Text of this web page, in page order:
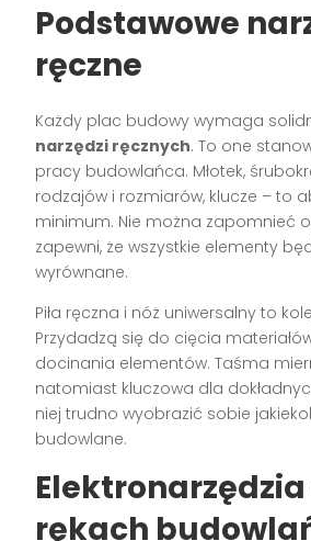
Podstawowe
ręczne
Każdy plac budowy wymaga
narzędzi ręcznych. To one
pracy budowlańca. Młotek,
rodzajów i rozmiarów, klucze – to
minimum. Nie można zapomnieć
zapewni, że wszystkie elementy
wyrównane.
Piła ręczna i nóż uniwersalny to
Przydadzą się do cięcia
docinania elementów. Taśma
natomiast kluczowa dla
niej trudno wyobrazić sobie
budowlane.
rękach